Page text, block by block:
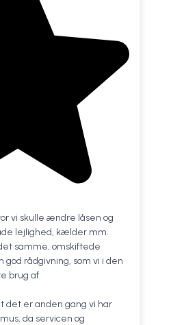
vi skulle ændre låsen og
lejlighed, kælder mm.
samme, omskiftede
god rådgivning, som vi i den
brug af.
det er anden gang vi har
da servicen og